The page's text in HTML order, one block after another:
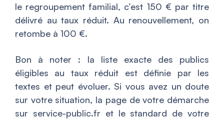
le regroupement familial, c’est 150 € par titre
délivré au taux réduit. Au renouvellement, on
retombe à 100 €.
Bon à noter : la liste exacte des publics
éligibles au taux réduit est définie par les
textes et peut évoluer. Si vous avez un doute
sur votre situation, la page de votre démarche
sur service-public.fr et le standard de votre